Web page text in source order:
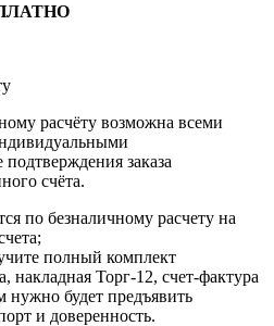
расчёту возможна всеми
заказа
счёта.
по безналичному расчету на
полный комплект
накладная Торг-12, счет-фактура
нужно будет предъявить
и доверенность.